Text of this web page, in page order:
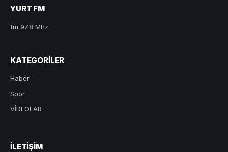
YURT FM
fm 97.8 Mhz
KATEGORILER
Haber
Spor
VİDEOLAR
ILETIŞIM